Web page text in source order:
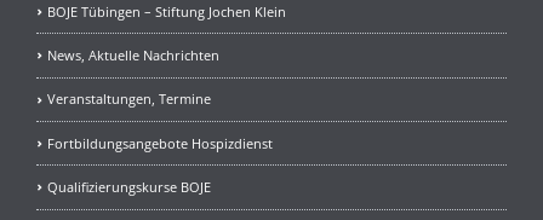
BOJE Tübingen – Stiftung Jochen Klein
News, Aktuelle Nachrichten
Veranstaltungen, Termine
Fortbildungsangebote Hospizdienst
Qualifizierungskurse BOJE